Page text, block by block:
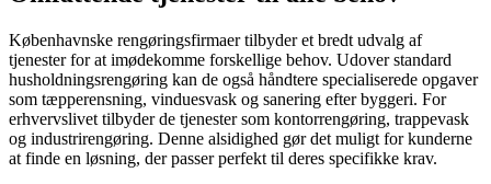
Københavnske rengøringsfirmaer tilbyder et bredt udvalg af
tjenester for at imødekomme forskellige behov. Udover standard
husholdningsrengøring kan de også håndtere specialiserede opgaver
som tæpperensning, vinduesvask og sanering efter byggeri. For
erhvervslivet tilbyder de tjenester som kontorrengøring, trappevask
og industrirengøring. Denne alsidighed gør det muligt for kunderne
at finde en løsning, der passer perfekt til deres specifikke krav.